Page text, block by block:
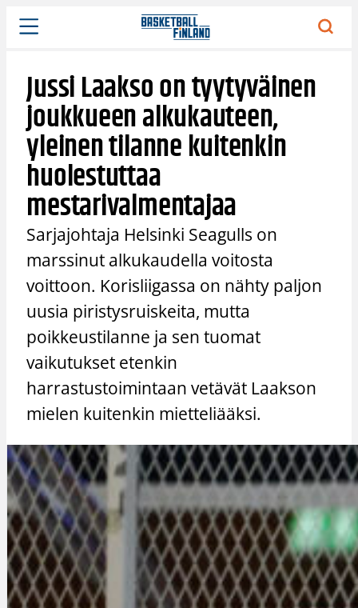
Siirry
sisältöön
Jussi Laakso on tyytyväinen
joukkueen alkukauteen,
yleinen tilanne kuitenkin
huolestuttaa
mestarivalmentajaa
Sarjajohtaja Helsinki Seagulls on
marssinut alkukaudella voitosta
voittoon. Korisliigassa on nähty paljon
uusia piristysruiskeita, mutta
poikkeustilanne ja sen tuomat
vaikutukset etenkin
harrastustoimintaan vetävät Laakson
mielen kuitenkin mietteliääksi.